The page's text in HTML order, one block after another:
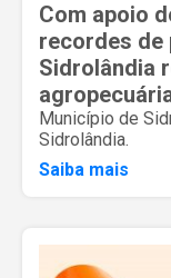
Com apoio
recordes de
Sidrolândia
Município de
Sidrolândia.
Saiba mais